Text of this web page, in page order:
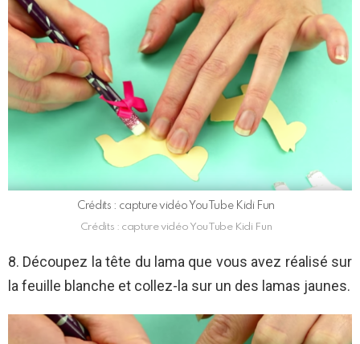
Crédits : capture vidéo YouTube Kidi Fun
Crédits : capture vidéo YouTube Kidi Fun
8. Découpez la tête du lama que vous avez réalisé sur
la feuille blanche et collez-la sur un des lamas jaunes.